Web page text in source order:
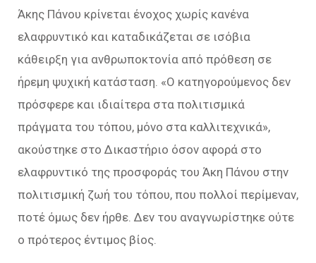
Άκης Πάνου κρίνεται ένοχος χωρίς κανένα
ελαφρυντικό και καταδικάζεται σε ισόβια
κάθειρξη για ανθρωποκτονία από πρόθεση σε
ήρεμη ψυχική κατάσταση. «Ο κατηγορούμενος δεν
πρόσφερε και ιδιαίτερα στα πολιτισμικά
πράγματα του τόπου, μόνο στα καλλιτεχνικά»,
ακούστηκε στο Δικαστήριο όσον αφορά στο
ελαφρυντικό της προσφοράς του Άκη Πάνου στην
πολιτισμική ζωή του τόπου, που πολλοί περίμεναν,
ποτέ όμως δεν ήρθε. Δεν του αναγνωρίστηκε ούτε
ο πρότερος έντιμος βίος.